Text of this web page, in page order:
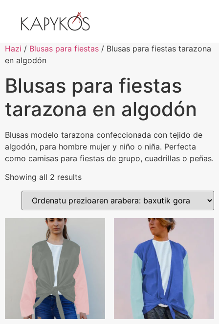
Hazi / Blusas para fiestas / Blusas para fiestas tarazona
en algodón
Blusas para fiestas
tarazona en algodón
Blusas modelo tarazona confeccionada con tejido de
algodón, para hombre mujer y niño o niña. Perfecta
como camisas para fiestas de grupo, cuadrillas o peñas.
Showing all 2 results